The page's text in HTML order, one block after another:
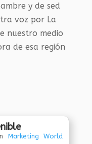
y de sed
voz por La
nuestro medio
de esa región
Marketing World